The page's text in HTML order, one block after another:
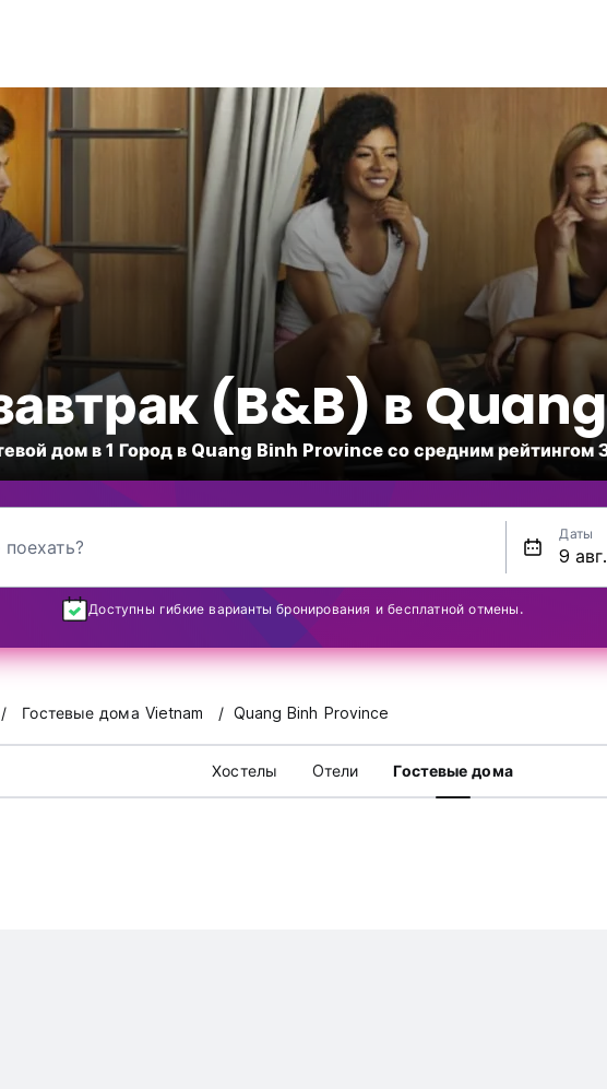
(B&B) в
дом в 1 Город в Quang Binh Province со средним рейтингом
Даты
Доступны гибкие варианты бронирования и бесплатной отмены.
Гостевые дома Vietnam Quang Binh Province
Хостелы Oтели Гостевые дома